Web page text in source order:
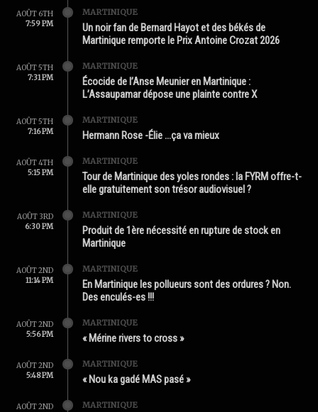
AOÛT 6TH
7:59 PM
MARTINIQUE
Un noir fan de Bernard Hayot et des békés de
Martinique remporte le Prix Antoine Crozat 2026
AOÛT 5TH
7:31 PM
MARTINIQUE
Écocide de l’Anse Meunier en Martinique :
L’Assaupamar dépose une plainte contre X
AOÛT 5TH
7:16 PM
MARTINIQUE
Hermann Rose -Élie …ça va mieux
AOÛT 4TH
5:15 PM
MARTINIQUE
Tour de Martinique des yoles rondes : la FYRM offre-t-
elle gratuitement son trésor audiovisuel ?
AOÛT 3RD
6:30 PM
MARTINIQUE
Produit de 1ère nécessité en rupture de stock en
Martinique
AOÛT 2ND
11:14 PM
MARTINIQUE
En Martinique les pollueurs sont des ordures ? Non.
Des enculés-es !!!
AOÛT 2ND
5:56 PM
MARTINIQUE
« Mérine rivers to cross »
AOÛT 2ND
5:48 PM
MARTINIQUE
« Nou ka gadé MAS pasé »
AOÛT 2ND
MARTINIQUE